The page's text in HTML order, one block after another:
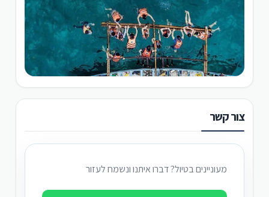
צור קשר
מעוניינים בטיול? דברו איתנו ונשמח לעזור